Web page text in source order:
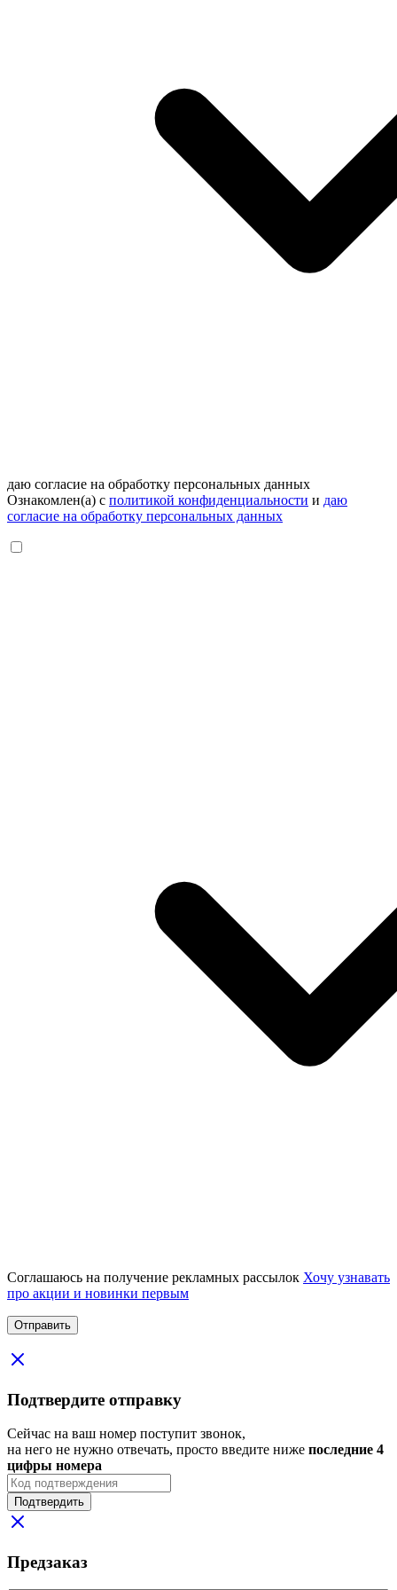
даю согласие на обработку персональных данных
Ознакомлен(а) с политикой конфиденциальности и даю
согласие на обработку персональных данных
Соглашаюсь на получение рекламных рассылок Хочу узнавать
про акции и новинки первым
Подтвердите отправку
Сейчас на ваш номер поступит звонок,
на него не нужно отвечать, просто введите ниже последние 4
цифры номера
Подтвердить
Предзаказ